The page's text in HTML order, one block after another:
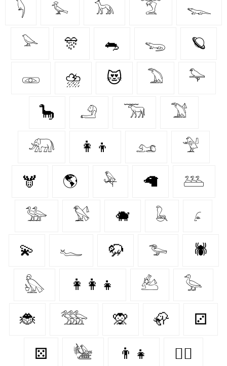
𓆐 𓅙 𓃥 𓄆 𓆊
𓅪 🎊 🐀 𓆌 🪐
𓁽 ⛈️ 😻 𓅐 𓅍
🦕 𓄂 𓃞 𓅑
𓃰 👩‍👦 𓃭 𓅴
🫎 🌎 𓅆 🦙 𓅹
𓅺 𓅄 🐗 𓆘 𓂊
💫 𓆑 🦬 𓅧 🕷️
𓅽 👩‍👩‍👧 𓃕 𓅭
🐞 𓅢 🙊 🦣 ⚂
⚄ 𓅋 👨‍👧 🐕‍🦺